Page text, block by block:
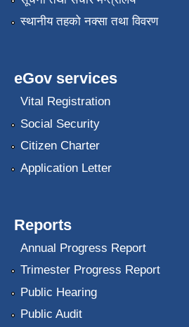
स्थानीय तहको नक्सा तथा विवरण
eGov services
Vital Registration
Social Security
Citizen Charter
Application Letter
Reports
Annual Progress Report
Trimester Progress Report
Public Hearing
Public Audit